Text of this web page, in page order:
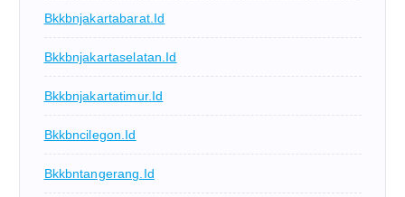
Bkkbnjakartabarat.id
Bkkbnjakartaselatan.id
Bkkbnjakartatimur.id
Bkkbncilegon.id
Bkkbntangerang.id